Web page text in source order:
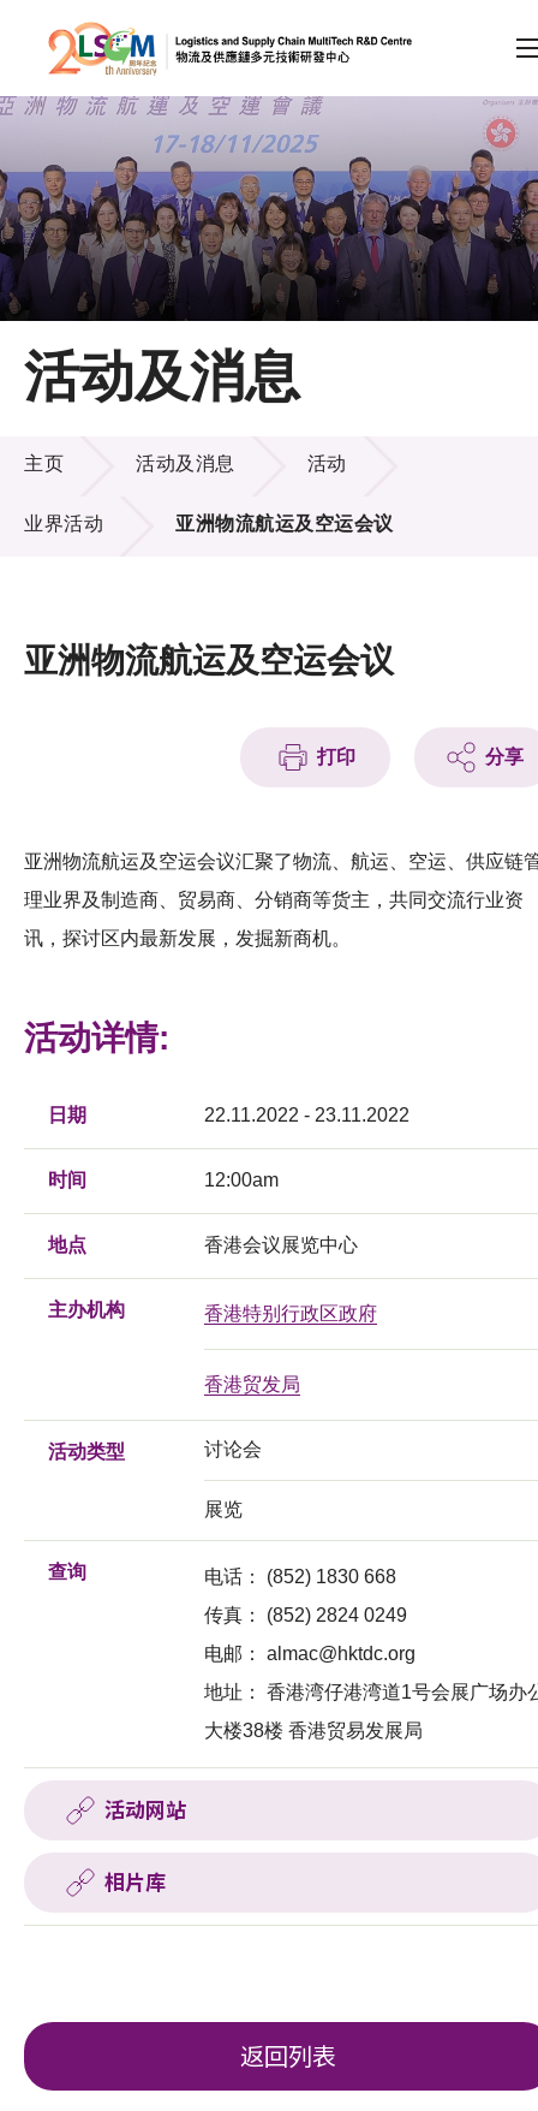
跳到内容（按回车键）
会员登录
A A EN 繁 简
主页
关于LSCM
技术商品化
项目及资助计划
活动及消息
科技分享
会籍
活动及消息
活动及消息
主页 活动及消息 活动
业界活动 亚洲物流航运及空运会议
亚洲物流航运及空运会议
打印 分享
亚洲物流航运及空运会议汇聚了物流、航运、空运、供应链
理业界及制造商、贸易商、分销商等货主，共同交流行业资
讯，探讨区内最新发展，发掘新商机。
活动详情:
日期 22.11.2022 - 23.11.2022
时间 12:00am
地点 香港会议展览中心
主办机构 香港特别行政区政府
香港贸发局
活动类型 讨论会
展览
查询 电话：
(852) 1830 668
传真：
(852) 2824 0249
电邮：
almac@hktdc.org
地址：
香港湾仔港湾道1号会展广场办
大楼38楼 香港贸易发展局
活动网站
相片库
返回列表